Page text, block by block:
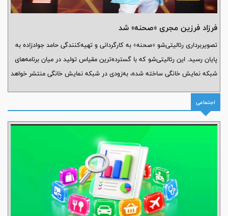
فرزاد فرزین مجری «صحنه» شد
تصویربرداری رئالیتی‌شو «صحنه» به کارگردانی و تهیه‌کنندگی حامد جوادزاده به
پایان رسید. این رئالیتی‌شو که با گسترده‌ترین مقیاس تولید در میان برنامه‌های
شبکه نمایش خانگی ساخته شده، به‌زودی در شبکه نمایش خانگی منتشر خواهد
اجتماعی